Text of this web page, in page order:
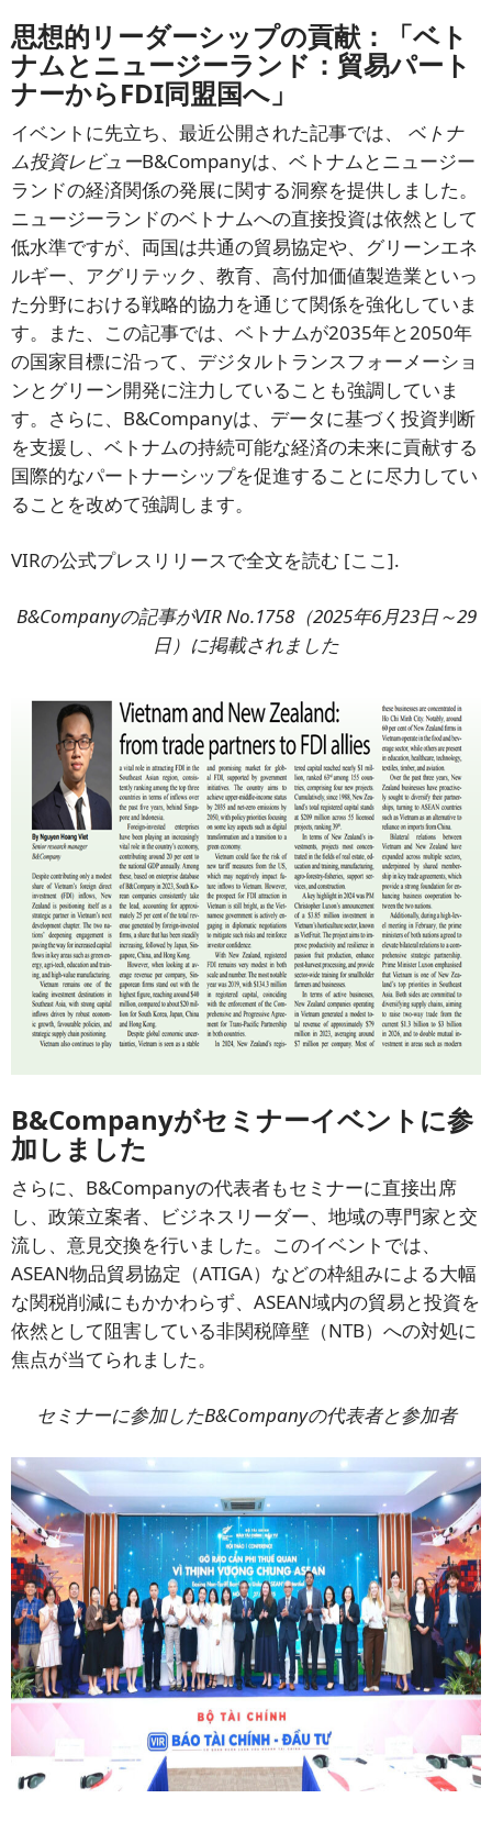
思想的リーダーシップの貢献：「ベト
ナムとニュージーランド：貿易パート
ナーからFDI同盟国へ」
イベントに先立ち、最近公開された記事では、 ベトナ
ム投資レビューB&Companyは、ベトナムとニュージー
ランドの経済関係の発展に関する洞察を提供しました。
ニュージーランドのベトナムへの直接投資は依然として
低水準ですが、両国は共通の貿易協定や、グリーンエネ
ルギー、アグリテック、教育、高付加価値製造業といっ
た分野における戦略的協力を通じて関係を強化していま
す。また、この記事では、ベトナムが2035年と2050年
の国家目標に沿って、デジタルトランスフォーメーショ
ンとグリーン開発に注力していることも強調していま
す。さらに、B&Companyは、データに基づく投資判断
を支援し、ベトナムの持続可能な経済の未来に貢献する
国際的なパートナーシップを促進することに尽力してい
ることを改めて強調します。
VIRの公式プレスリリースで全文を読む [ここ].
B&Companyの記事がVIR No.1758（2025年6月23日～29
日）に掲載されました
B&Companyがセミナーイベントに参
加しました
さらに、B&Companyの代表者もセミナーに直接出席
し、政策立案者、ビジネスリーダー、地域の専門家と交
流し、意見交換を行いました。このイベントでは、
ASEAN物品貿易協定（ATIGA）などの枠組みによる大幅
な関税削減にもかかわらず、ASEAN域内の貿易と投資を
依然として阻害している非関税障壁（NTB）への対処に
焦点が当てられました。
セミナーに参加したB&Companyの代表者と参加者